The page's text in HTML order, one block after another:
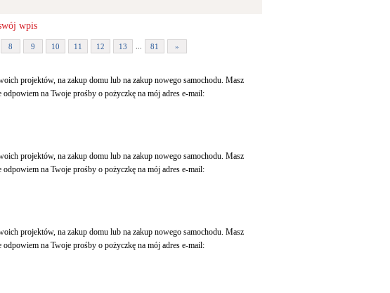
wpis
8 9 10 11 12 13 81 »
projektów, na zakup domu lub na zakup nowego samochodu. Masz
na Twoje prośby o pożyczkę na mój adres e-mail:
projektów, na zakup domu lub na zakup nowego samochodu. Masz
na Twoje prośby o pożyczkę na mój adres e-mail:
projektów, na zakup domu lub na zakup nowego samochodu. Masz
na Twoje prośby o pożyczkę na mój adres e-mail: